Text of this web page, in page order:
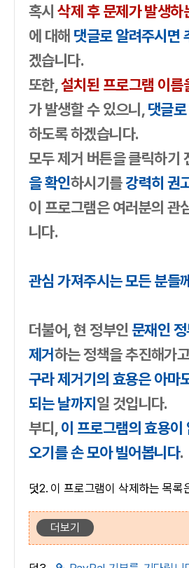
혹시삭제 후 문제가 발생하
에 대해 댓글로 알려주시면
겠습니다.
또한,설치된 프로그램 이름
가 발생할 수 있으니,댓글
하도록 하겠습니다.
모두 제거 버튼을 클릭하기
을 확인하시기를강력히 권
이 프로그램은 여러분의 관
니다.
관심 가져주시는 모든 분들
더불어, 현 정부인 문재인
제거하는 정책을 추진해가
구라 제거기의 효용은 아마
되는 날까지일 것입니다.
부디,이 프로그램의 효용이
오기를 손 모아 빌어봅니다.
덧2. 이 프로그램이 삭제하는 목
더보기